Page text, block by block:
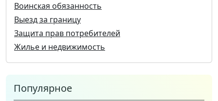
Воинская обязанность
Выезд за границу
Защита прав потребителей
Жилье и недвижимость
Популярное